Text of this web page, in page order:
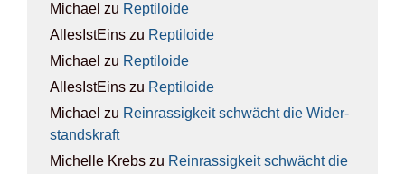
Michael zu Rep­ti­lo­ide
AllesIstEins zu Rep­ti­lo­ide
Michael zu Rep­ti­lo­ide
AllesIstEins zu Rep­ti­lo­ide
Michael zu Rein­ras­sig­keit schwächt die Wider­
stands­kraft
Michelle Krebs zu Rein­ras­sig­keit schwächt die